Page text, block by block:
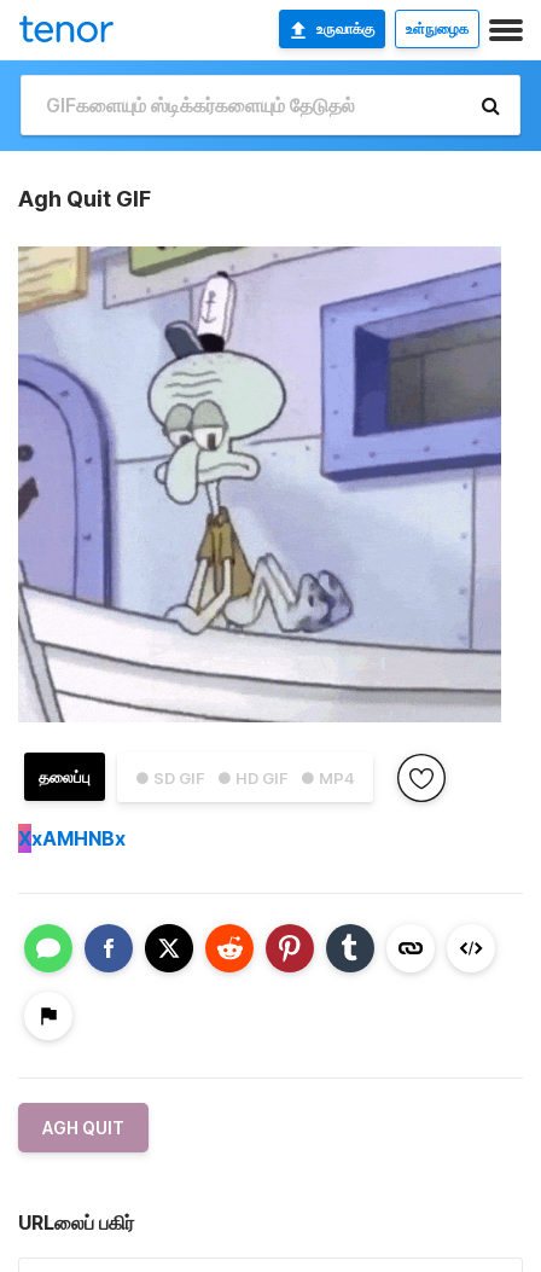
உருவாக்கு உள்நுழைக
Agh Quit GIF
● SD GIF ● HD GIF ● MP4
தலைப்பு
XxAMHNBx
AGH QUIT
URLலைப் பகிர்